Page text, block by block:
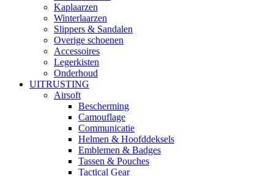
Kaplaarzen
Winterlaarzen
Slippers & Sandalen
Overige schoenen
Accessoires
Legerkisten
Onderhoud
UITRUSTING
Airsoft
Bescherming
Camouflage
Communicatie
Helmen & Hoofddeksels
Emblemen & Badges
Tassen & Pouches
Tactical Gear